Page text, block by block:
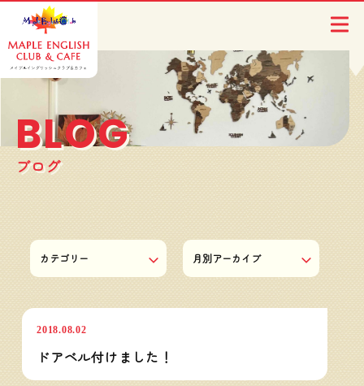
ブログ
BLOG
2018.08.02
ドアベル付けました！